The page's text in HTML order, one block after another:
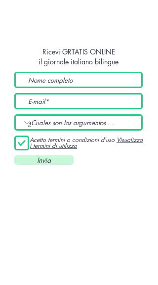
Ricevi GRTATIS ONLINE
il giornale italiano bilingue
Acetto termini o condizioni d'uso Visualizza
i termini di utilizzo
Invia